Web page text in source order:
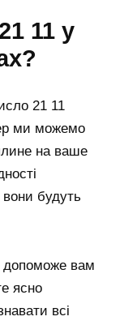
11 у
21 11
ми можемо
на ваше
будуть
допоможе вам
ясно
всі